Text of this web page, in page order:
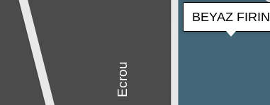
BEYAZ FIRIN
Ecrou